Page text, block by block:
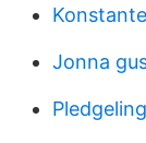
Jonna